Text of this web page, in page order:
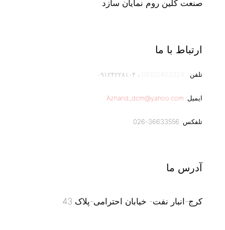
صنعت کلین روم نمایان سازد.
ارتباط با ما
تلفن: 09102403324 ، ۰۹۱۲۴۲۲۸۱۰۴
ایمیل: Azhand_dcm@yahoo.com
تلفکس: 36633556-026
آدرس ما
کرج-انبار نفت- خیابان احترامی-پلاک 43